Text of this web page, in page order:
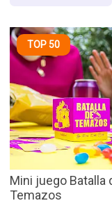
TOP 50
Mini juego Batalla
Temazos